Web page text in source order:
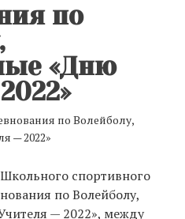
по
«Дню
по Волейболу,
— 2022»
спортивного
по Волейболу,
— 2022», между